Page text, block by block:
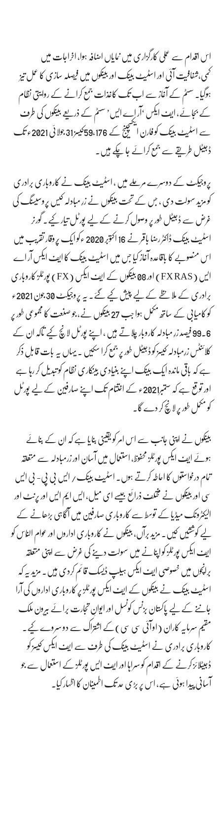
اس اقدام سے عملی کارگزاری میں نمایاں اضافہ ہوا، اخراجات میں
کمی،شفافیت آئی اور اسٹیٹ بینک اور بینکوں میں فیصلہ سازی کا عمل تیز
ہوگیا۔ سسٹم کے آغاز سے اب تک کاغذات جمع کرانے کے روایتی نظام
کے بجائے، ایف ایکس ‘آر اے ایس’ سسٹم کے ذریعے بینکوں کی طرف
سے اسٹیٹ بینک کو فارن ایکسچینج کے 59,176کیسز 31 جولائی 2021ء تک
ڈجیٹل طریقے سے جمع کرائے جا چکے ہیں۔
پروجیکٹ کے دوسرے مرحلے میں ، اسٹیٹ بینک نے کاروباری برادری
کو مزید سہولت دی ، جس کے تحت بینکوں نے زرِ مبادلہ کیس پروسیسنگ کی
غرض سے ڈجیٹل طور پر وصول کرنے کے لیے پورٹل تیار کیے۔ گورنر
اسٹیٹ بینک ڈاکٹر رضا باقر نے 16 اکتوبر 2020 ءکو ایک پُروقار تقریب میں
اس منصوبے کا باقاعدہ آغاز کیا جس میں اسٹیٹ بینک کا ایف ایکس آر اے
ایس (FX RAS) اور 08 بینکوں کے ایف ایکس (FX) پورٹلز کاروباری
برادری کے ملاحظے کے لیے پیش کیے گئے۔ یہ پروجیکٹ 30 جون 2021ء
کو کامیابی کے ساتھ مکمل ہوا جب 27 بینکوں نے، جو صنعت کا مجموعی طور پر
99.6 فیصد زرِ مبادلہ کاروبار چلاتے ہیں ، اپنے پورٹل لانچ کیے تاکہ ان کے
کلائنٹس زرِمبادلہ کیسز کو ڈجیٹل طور پر جمع کرا سکیں ۔ یہاں یہ بات قابلِ ذکر
ہے کہ باقی ماندہ ایک بینک اپنے بنیادی بینکاری نظام کو تبدیل کر رہا ہے
اور توقع ہے کہ ستمبر2021ء کے اختتام تک اپنے صارفین کے لیے پورٹل
کو مکمل طور پر لانچ کر دے گا۔
بینکوں نے اپنی جانب سے اس امر کو یقینی بنایا ہے کہ ان کے بنائے
ہوئے ایف ایکس پورٹلز محفوظ، استعمال میں آسان اور زرمبادلہ سے متعلقہ
تمام درخواستوں کا احاطہ کرتے ہوں۔ اسٹیٹ بینک/ ایس بی پی- بی ایس
سی اور بینکوں نے مختلف ذرائع جیسے ای میل، ایس ایم ایس اور پرنٹ اور
الیکٹرونک میڈیا کے توسط سے کاروباری صارفین میں آگاہی بڑھانے کے
لیے کوششیں کیں۔ مزید برآں، بینکوں نے کاروباری اداروں اور عوام النّاس کو
ایف ایکس پورٹلز کو اپنانے میں سہولت دینے کی غرض سے اپنی متعلقہ
برانچوں میں خصوصی ایف ایکس ہیلپ ڈیسک قائم کردی ہیں۔ مزید یہ کہ
اسٹیٹ بینک نے بینکوں کے ایف ایکس پورٹلز پر کاروباری اداروں کی آرا
جاننے کے لیے پاکستان بزنس کونسل اور ایوانِ تجارت برائے بیرون ملک
مقیم سرمایہ کاران (او آئی سی سی)کے اشتراک سے دو سروے کیے۔
کاروباری برادری نے اسٹیٹ بینک کی طرف سے ایف ایکس کیسز کو
ڈجیٹلائز کرنے کے اقدام کو سراہا اور ایف ایس پورٹلز کے استعمال سے جو
آسانی پیدا ہوئی ہے، اس پر بڑی حد تک اطمینان کا اظہار کیا۔